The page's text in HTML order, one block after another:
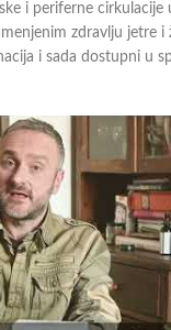
i periferne cirkulacije
zdravlju jetre i
i sada dostupni u